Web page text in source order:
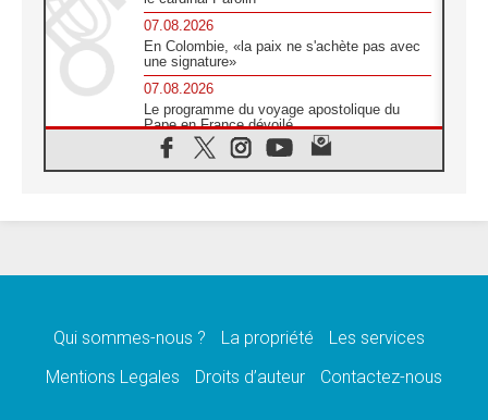
07.08.2026
En Colombie, «la paix ne s'achète pas avec
une signature»
07.08.2026
Le programme du voyage apostolique du
Pape en France dévoilé
07.08.2026
1ère Conférence continentale sur l'éducation
07.08.2026
07.08.2026
lancement des «dix jours de prière pour la
Qui sommes-nous ? La propriété
Les services
Mentions Legales
Droits d’auteur Contactez-nous